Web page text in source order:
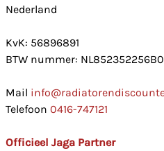
Nederland
KvK: 56896891
BTW nummer:
Mail
Telefoon 0416-747121
Officieel Jaga Partner